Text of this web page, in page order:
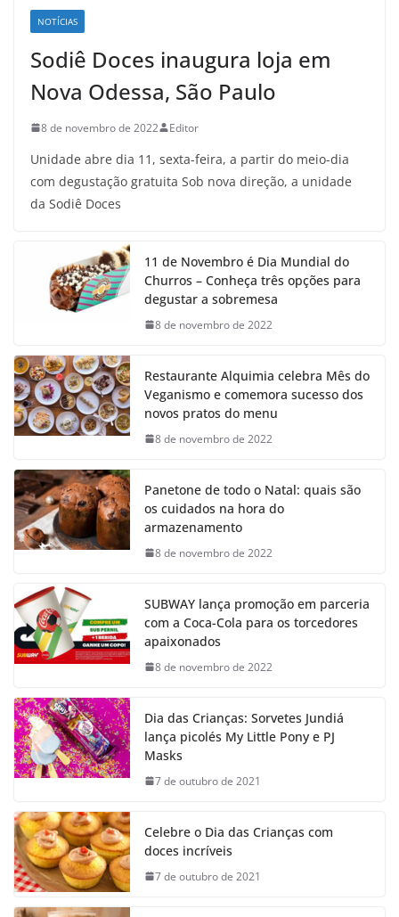
NOTÍCIAS
Sodiê Doces inaugura loja em
Nova Odessa, São Paulo
8 de novembro de 2022 Editor
Unidade abre dia 11, sexta-feira, a partir do meio-dia
com degustação gratuita Sob nova direção, a unidade
da Sodiê Doces
11 de Novembro é Dia Mundial do
Churros – Conheça três opções para
degustar a sobremesa
8 de novembro de 2022
Restaurante Alquimia celebra Mês do
Veganismo e comemora sucesso dos
novos pratos do menu
8 de novembro de 2022
Panetone de todo o Natal: quais são
os cuidados na hora do
armazenamento
8 de novembro de 2022
SUBWAY lança promoção em parceria
com a Coca-Cola para os torcedores
apaixonados
8 de novembro de 2022
Dia das Crianças: Sorvetes Jundiá
lança picolés My Little Pony e PJ
Masks
7 de outubro de 2021
Celebre o Dia das Crianças com
doces incríveis
7 de outubro de 2021